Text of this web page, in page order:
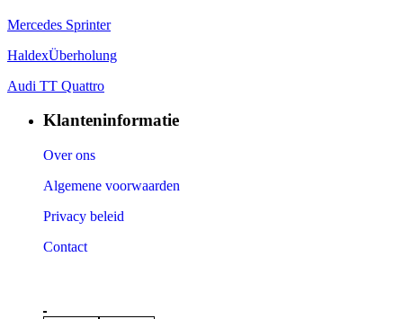
Mercedes Sprinter
HaldexÜberholung
Audi TT Quattro
Klanteninformatie
Over ons
Algemene voorwaarden
Privacy beleid
Contact